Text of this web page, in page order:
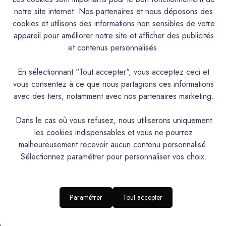
PARCOURIR
AIDE & SUPPORT
NOS UNIVERS MATIÈRES
notre site internet. Nos partenaires et nous déposons des
cookies et utilisons des informations non sensibles de votre
appareil pour améliorer notre site et afficher des publicités
et contenus personnalisés.
En sélectionnant "Tout accepter", vous acceptez ceci et
vous consentez à ce que nous partagions ces informations
avec des tiers, notamment avec nos partenaires marketing.
Dans le cas où vous refusez, nous utiliserons uniquement
les cookies indispensables et vous ne pourrez
malheureusement recevoir aucun contenu personnalisé.
Sélectionnez paramétrer pour personnaliser vos choix.
Paramétrer Tout accepter